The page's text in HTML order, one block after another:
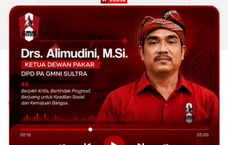
MEDIA GMNI SULTRA adalah Website Resmi GMNI yang ada di
Sultra yang ditujukan sebagai Media Informasi, Perjuangan, dan
Pendidikan
📞 085340863229/082190208534